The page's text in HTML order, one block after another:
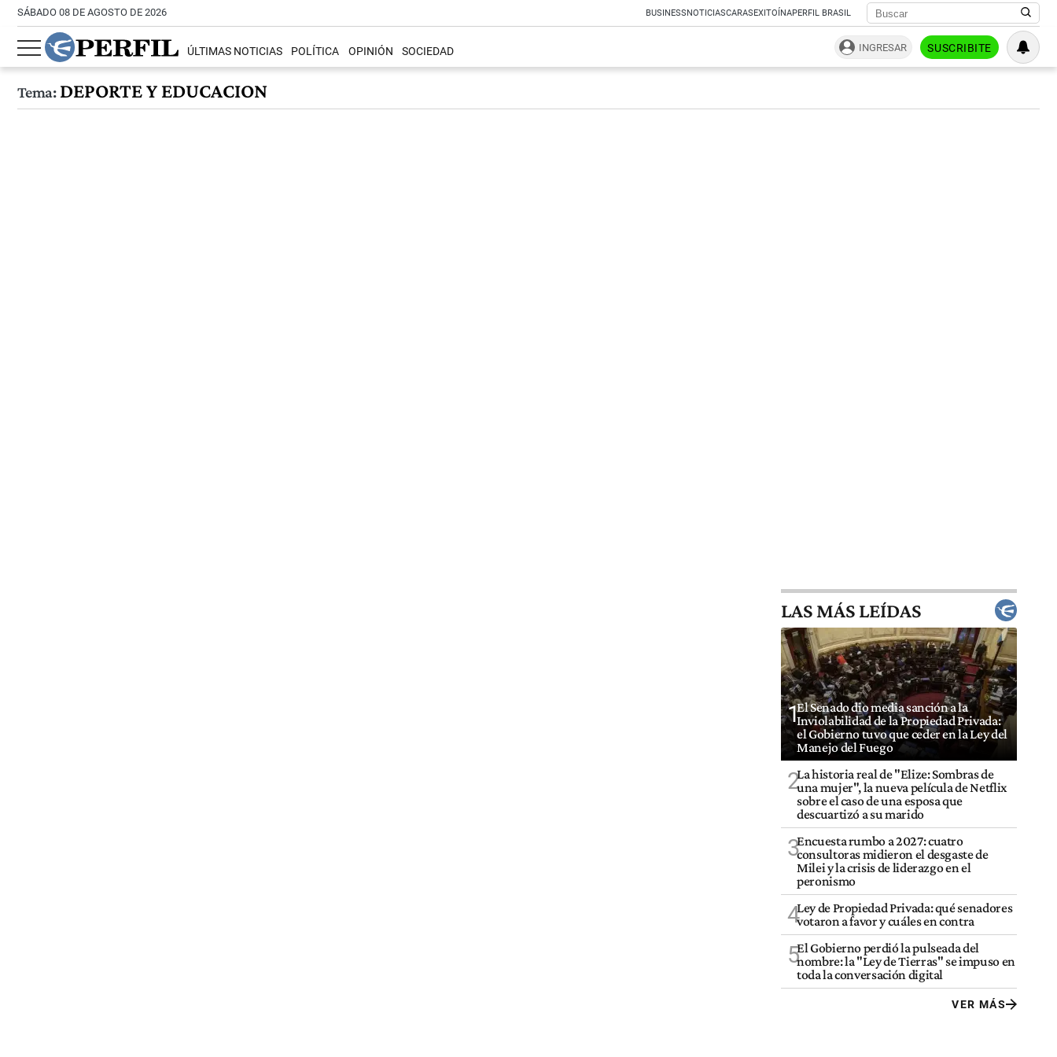
SÁBADO 08 DE AGOSTO DE 2026 BUSINESSNOTICIASCARASEXITOÍNAPERFIL BRASIL
ÚLTIMAS NOTICIAS POLÍTICA OPINIÓN SOCIEDAD INGRESAR SUSCRIBITE
Tema:DEPORTE Y EDUCACION
LAS MÁS LEÍDAS
1El Senado dio media sanción a la
Inviolabilidad de la Propiedad Privada:
el Gobierno tuvo que ceder en la Ley del
Manejo del Fuego
2La historia real de "Elize: Sombras de
una mujer", la nueva película de Netflix
sobre el caso de una esposa que
descuartizó a su marido
3Encuesta rumbo a 2027: cuatro
consultoras midieron el desgaste de
Milei y la crisis de liderazgo en el
peronismo
4Ley de Propiedad Privada: qué senadores
votaron a favor y cuáles en contra
5El Gobierno perdió la pulseada del
nombre: la "Ley de Tierras" se impuso en
toda la conversación digital
VER MÁS